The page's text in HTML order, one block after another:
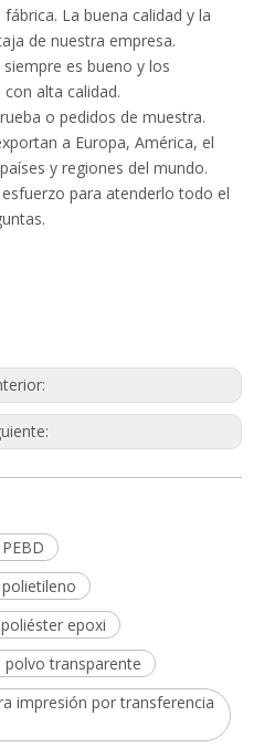
La buena calidad y la
de nuestra empresa.
es bueno y los
alta calidad.
o pedidos de muestra.
a Europa, América, el
y regiones del mundo.
para atenderlo todo el
epoxi
polvo transparente
impresión por transferencia